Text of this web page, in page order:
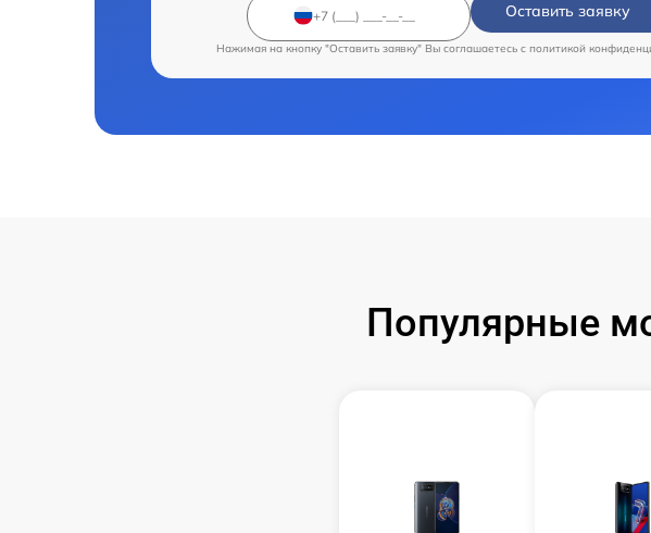
Оставить заявку
Нажимая на кнопку "Оставить заявку" Вы соглашаетесь c политикой
Популярные